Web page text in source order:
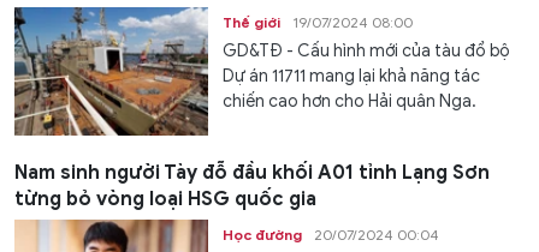
Thế giới 19/07/2024 08:00
GD&TĐ - Cấu hình mới của tàu đổ bộ
Dự án 11711 mang lại khả năng tác
chiến cao hơn cho Hải quân Nga.
Nam sinh người Tày đỗ đầu khối A01 tỉnh Lạng Sơn
từng bỏ vòng loại HSG quốc gia
Học đường 20/07/2024 00:04